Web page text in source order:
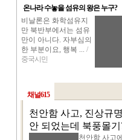
온나라 수놓을 섬유의 왕은 누구?
비날론은 화학섬유지
만 북반부에서는 섬유
만이 아니다. 자부심의
한 부분이요, 행복 ... /
중국시민
채널615
천안함 사고, 진상규
안 되었는데 북풍몰기
천안함 사고